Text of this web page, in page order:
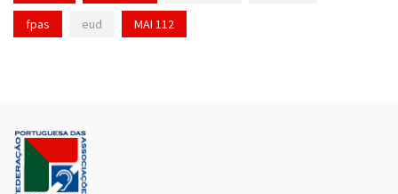
fpas eud MAI 112